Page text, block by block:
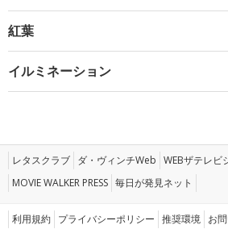
紅葉
イルミネーション
レタスクラブ ダ・ヴィンチWeb WEBザテレビ
MOVIE WALKER PRESS 毎日が発見ネット
利用規約 プライバシーポリシー 推奨環境 お